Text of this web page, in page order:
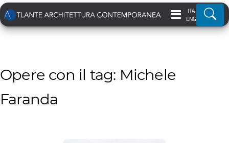
ITA
ENG
Opere con il tag: Michele
Faranda